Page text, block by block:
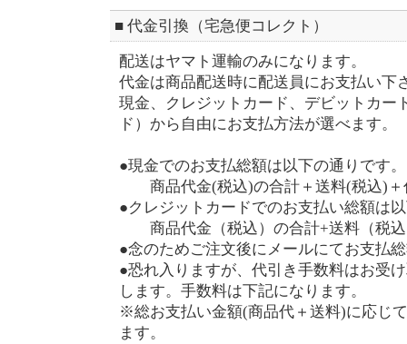
■ 代金引換（宅急便コレクト）
配送はヤマト運輸のみになります。
代金は商品配送時に配送員にお支払い下
現金、クレジットカード、デビットカー
ド）から自由にお支払方法が選べます。
●現金でのお支払総額は以下の通
商品代金(税込)の合計＋送料(税込)＋
●クレジットカードでのお支払い総額は
商品代金（税込）の合計+送料（税
●念のためご注文後にメールにてお支払
●恐れ入りますが、代引き手数料はお受
します。手数料は下記になります。
※総お支払い金額(商品代＋送料)に応じ
ます。